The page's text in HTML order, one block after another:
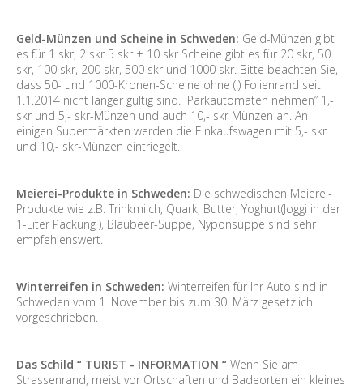
Geld-Münzen und Scheine in Schweden: Geld-Münzen gibt
es für 1 skr, 2 skr 5 skr + 10 skr Scheine gibt es für 20 skr, 50
skr, 100 skr, 200 skr, 500 skr und 1000 skr. Bitte beachten Sie,
dass 50- und 1000-Kronen-Scheine ohne (!) Folienrand seit
1.1.2014 nicht länger gültig sind. Parkautomaten nehmen” 1,-
skr und 5,- skr-Münzen und auch 10,- skr Münzen an. An
einigen Supermärkten werden die Einkaufswagen mit 5,- skr
und 10,- skr-Münzen eintriegelt.
Meierei-Produkte in Schweden: Die schwedischen Meierei-
Produkte wie z.B. Trinkmilch, Quark, Butter, Yoghurt(Joggi in der
1-Liter Packung ), Blaubeer-Suppe, Nyponsuppe sind sehr
empfehlenswert.
Winterreifen in Schweden: Winterreifen für Ihr Auto sind in
Schweden vom 1. November bis zum 30. März gesetzlich
vorgeschrieben.
Das Schild “ TURIST - INFORMATION “ Wenn Sie am
Strassenrand, meist vor Ortschaften und Badeorten ein kleines